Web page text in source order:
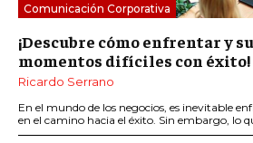
Comunicación Corporativa
¡Descubre cómo enfrentar y
momentos difíciles con éxito!
Ricardo Serrano
En el mundo de los negocios, es inevitable
en el camino hacia el éxito. Sin embargo, lo